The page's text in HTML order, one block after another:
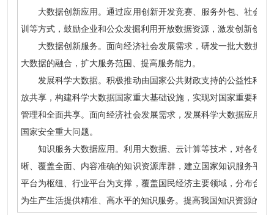
大数据创新应用。通过应用创新开发竞赛、服务外包、社会众
训等方式，鼓励企业和公众发掘利用开放数据资源，激发创新创业
大数据创新服务。面向经济社会发展需求，研发一批大数据公
大数据的融合，扩大服务范围、提高服务能力。
发展科学大数据。积极推动由国家公共财政支持的公益性科研
放共享，构建科学大数据国家重大基础设施，实现对国家重要科
管理和全面共享。面向经济社会发展需求，发展科学大数据应用
国家安全重大问题。
知识服务大数据应用。利用大数据、云计算等技术，对各领域
晰、覆盖全面、内容准确的知识资源库群，建立国家知识服务平
平台为枢纽、行业平台为支撑，覆盖国民经济主要领域，分布合
为生产生活提供精准、高水平的知识服务。提高我国知识资源的生